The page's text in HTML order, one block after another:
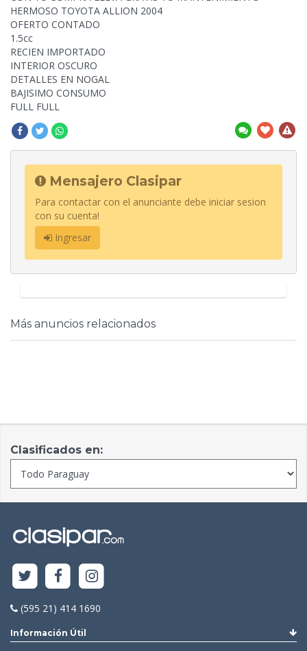
HERMOSO TOYOTA ALLION 2004
OFERTO CONTADO
1.5cc
RECIEN IMPORTADO
INTERIOR OSCURO
DETALLES EN NOGAL
BAJISIMO CONSUMO
FULL FULL
Mensajero Clasipar
Para contactar con el anunciante debe iniciar sesion
con su cuenta!
Ingresar
Más anuncios relacionados
Clasificados en:
(595 21) 414 1690
Información Útil